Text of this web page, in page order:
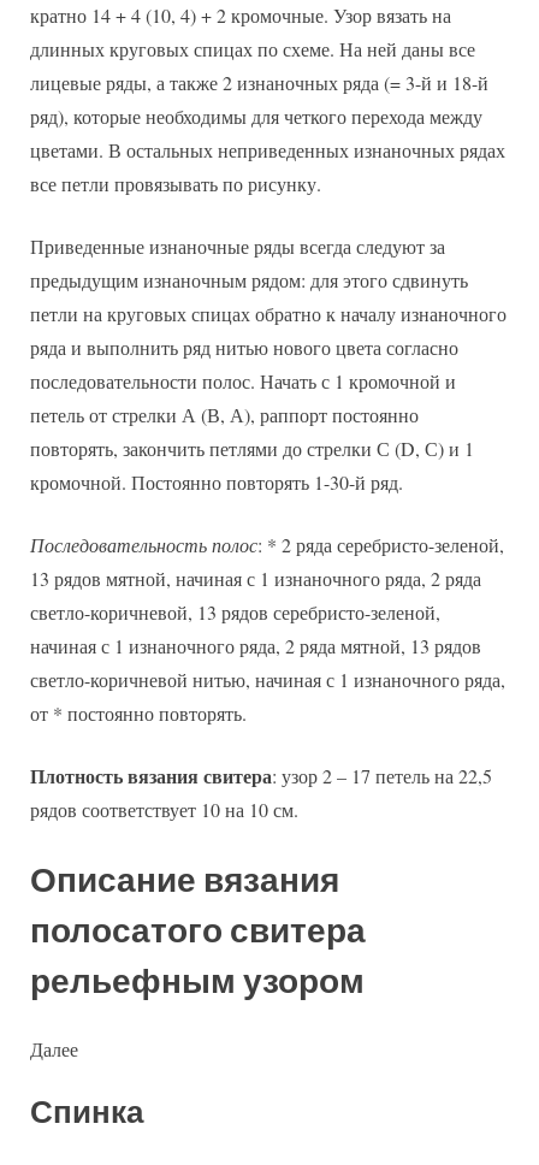
кратно 14 + 4 (10, 4) + 2 кромочные. Узор вязать на
длинных круговых спицах по схеме. На ней даны все
лицевые ряды, а также 2 изнаночных ряда (= 3-й и 18-й
ряд), которые необходимы для четкого перехода между
цветами. В остальных неприведенных изнаночных рядах
все петли провязывать по рисунку.
Приведенные изнаночные ряды всегда следуют за
предыдущим изнаночным рядом: для этого сдвинуть
петли на круговых спицах обратно к началу изнаночного
ряда и выполнить ряд нитью нового цвета согласно
последовательности полос. Начать с 1 кромочной и
петель от стрелки А (В, А), раппорт постоянно
повторять, закончить петлями до стрелки С (D, С) и 1
кромочной. Постоянно повторять 1-30-й ряд.
Последовательность полос: * 2 ряда серебристо-зеленой,
13 рядов мятной, начиная с 1 изнаночного ряда, 2 ряда
светло-коричневой, 13 рядов серебристо-зеленой,
начиная с 1 изнаночного ряда, 2 ряда мятной, 13 рядов
светло-коричневой нитью, начиная с 1 изнаночного ряда,
от * постоянно повторять.
Плотность вязания свитера: узор 2 – 17 петель на 22,5
рядов соответствует 10 на 10 см.
Описание вязания
полосатого свитера
рельефным узором
Далее
Спинка